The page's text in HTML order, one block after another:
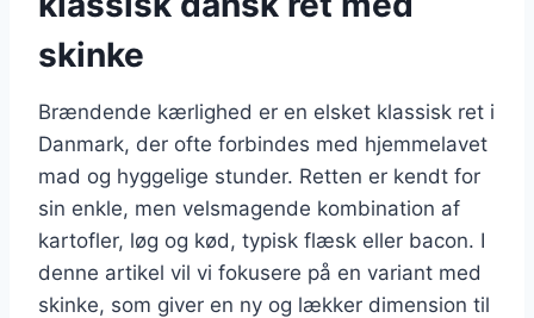
skinke
Brændende kærlighed er en elsket klassisk ret i
Danmark, der ofte forbindes med hjemmelavet
mad og hyggelige stunder. Retten er kendt for
sin enkle, men velsmagende kombination af
kartofler, løg og kød, typisk flæsk eller bacon. I
denne artikel vil vi fokusere på en variant med
skinke, som giver en ny og lækker dimension til